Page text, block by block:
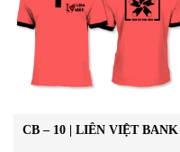
CB – 10 | LIÊN VIỆT BANK